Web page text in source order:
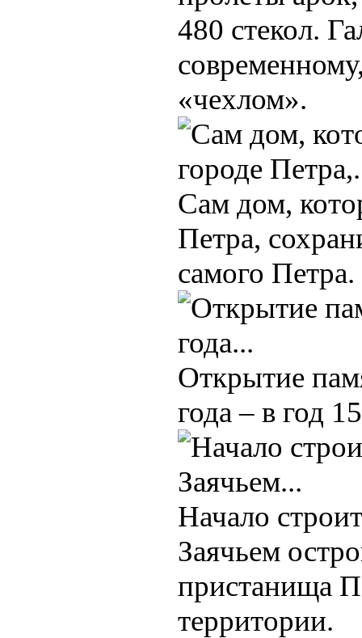
480 стекол.
«чехлом».
Сам дом,
Петра,
самого Петра.
Открытие
года – в год
Начало
Заячьем
пристанища
территории.